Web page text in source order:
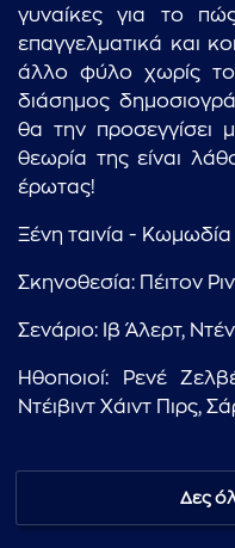
γυναίκες για το
επαγγελματικά και
άλλο φύλο χωρίς
διάσημος
θα την προσεγγίσει
θεωρία της είναι
έρωτας!
Ξένη ταινία - Κωμωδία
Σκηνοθεσία: Πέιτον
Σενάριο: Ιβ Άλερτ,
Ηθοποιοί: Ρενέ
Ντέιβιντ Χάιντ Πιρς,
Δες